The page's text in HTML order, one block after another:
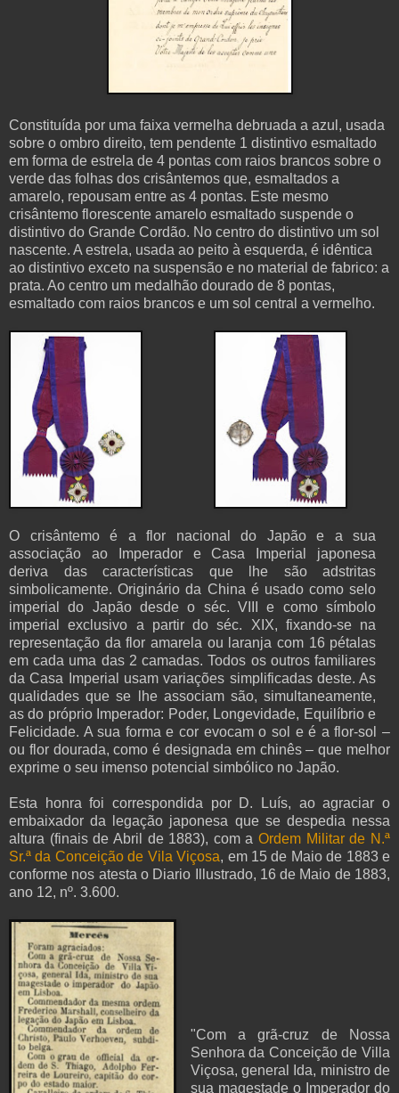
Constituída por uma faixa vermelha debruada a azul, usada
sobre o ombro direito, tem pendente 1 distintivo esmaltado
em forma de estrela de 4 pontas com raios brancos sobre o
verde das folhas dos crisântemos que, esmaltados a
amarelo, repousam entre as 4 pontas. Este mesmo
crisântemo florescente amarelo esmaltado suspende o
distintivo do Grande Cordão. No centro do distintivo um sol
nascente. A estrela, usada ao peito à esquerda, é idêntica
ao distintivo exceto na suspensão e no material de fabrico: a
prata. Ao centro um medalhão dourado de 8 pontas,
esmaltado com raios brancos e um sol central a vermelho.
O crisântemo é a flor nacional do Japão e a sua
associação ao Imperador e Casa Imperial japonesa
deriva das características que lhe são adstritas
simbolicamente. Originário da China é usado como selo
imperial do Japão desde o séc. VIII e como símbolo
imperial exclusivo a partir do séc. XIX, fixando-se na
representação da flor amarela ou laranja com 16 pétalas
em cada uma das 2 camadas. Todos os outros familiares
da Casa Imperial usam variações simplificadas deste. As
qualidades que se lhe associam são, simultaneamente,
as do próprio Imperador: Poder, Longevidade, Equilíbrio e
Felicidade. A sua forma e cor evocam o sol e é a flor-sol –
ou flor dourada, como é designada em chinês – que melhor
exprime o seu imenso potencial simbólico no Japão.
Esta honra foi correspondida por D. Luís, ao agraciar o
embaixador da legação japonesa que se despedia nessa
altura (finais de Abril de 1883), com a Ordem Militar de N.ª
Sr.ª da Conceição de Vila Viçosa, em 15 de Maio de 1883 e
conforme nos atesta o Diario Illustrado, 16 de Maio de 1883,
ano 12, nº. 3.600.
"Com a grã-cruz de Nossa
Senhora da Conceição de Villa
Viçosa, general Ida, ministro de
sua magestade o Imperador do